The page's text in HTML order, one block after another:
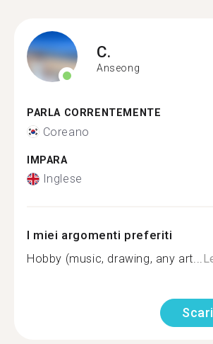
C.
Anseong
PARLA CORRENTEMENTE
Coreano
IMPARA
Inglese
I miei argomenti preferiti
Hobby (music, drawing, any art...